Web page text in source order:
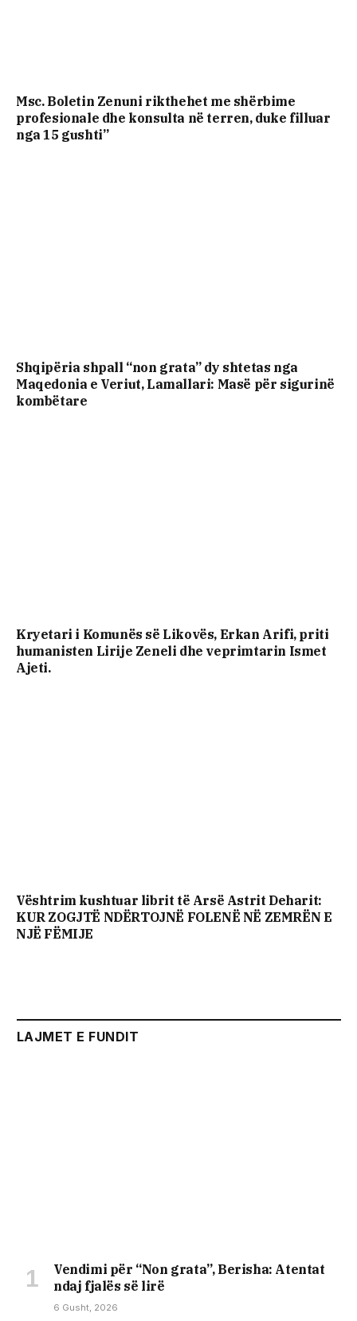
Msc. Boletin Zenuni rikthehet me shërbime
profesionale dhe konsulta në terren, duke filluar
nga 15 gushti”
Shqipëria shpall “non grata” dy shtetas nga
Maqedonia e Veriut, Lamallari: Masë për sigurinë
kombëtare
Kryetari i Komunës së Likovës, Erkan Arifi, priti
humanisten Lirije Zeneli dhe veprimtarin Ismet
Ajeti.
Vështrim kushtuar librit të Arsë Astrit Deharit:
KUR ZOGJTË NDËRTOJNË FOLENË NË ZEMRËN E
NJË FËMIJE
LAJMET E FUNDIT
Vendimi për “Non grata”, Berisha: Atentat
ndaj fjalës së lirë
6 Gusht, 2026